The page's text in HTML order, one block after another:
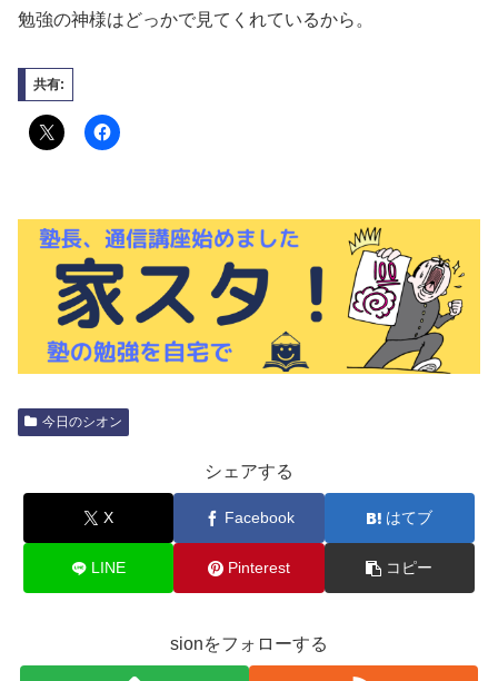
勉強の神様はどっかで見てくれているから。
共有:
今日のシオン
シェアする
X Facebook はてブ
LINE Pinterest コピー
sionをフォローする